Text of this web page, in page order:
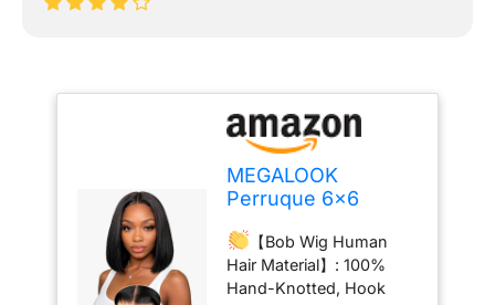
MEGALOOK
Perruque 6x6
Glueless Bob Wig
Bleached Knot 12
Inch
【Bob Wig Human
Hair Material】: 100%
Hand-Knotted, Hook